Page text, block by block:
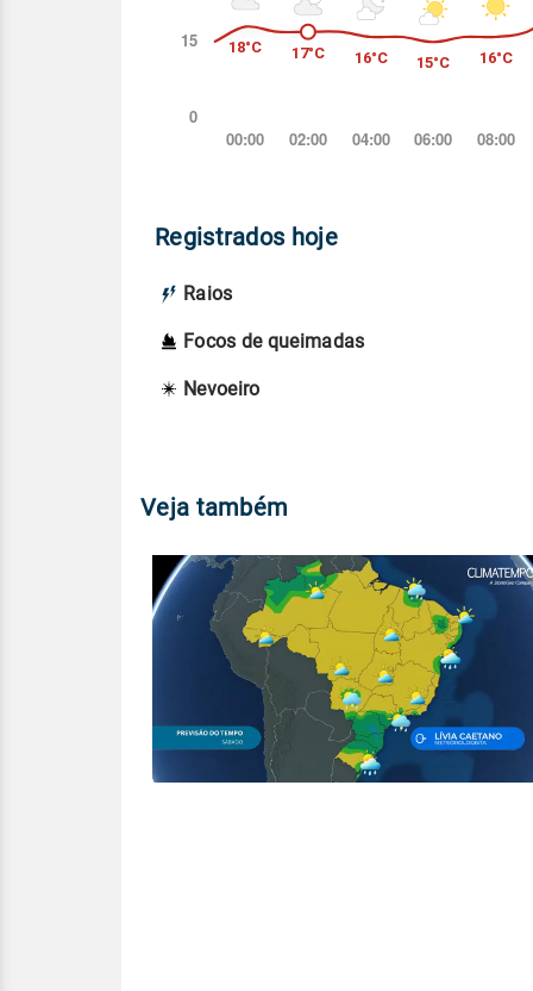
Registrados hoje
Raios
Focos de queimadas
Nevoeiro
Veja também